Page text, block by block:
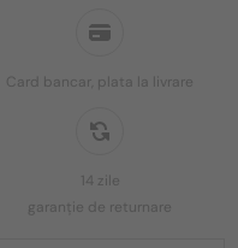
Card bancar, plata la livrare
14 zile
garanție de returnare